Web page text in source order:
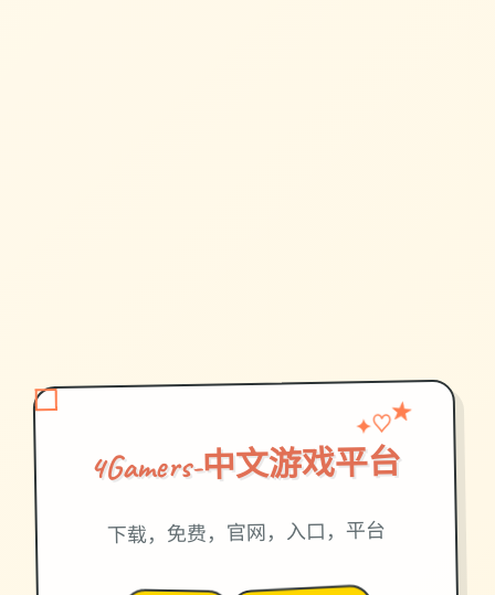
4Gamers-中文游戏平台
✦♡★
下载，免费，官网，入口，平台